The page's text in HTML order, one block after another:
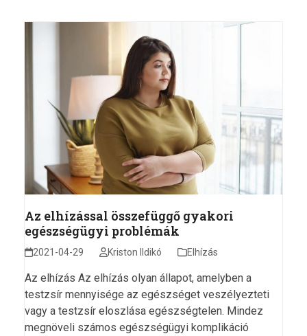
Az elhízással összefüggő gyakori
egészségügyi problémák
2021-04-29 Kriston Ildikó Elhízás
Az elhízás Az elhízás olyan állapot, amelyben a
testzsír mennyisége az egészséget veszélyezteti
vagy a testzsír eloszlása egészségtelen. Mindez
megnöveli számos egészségügyi komplikáció